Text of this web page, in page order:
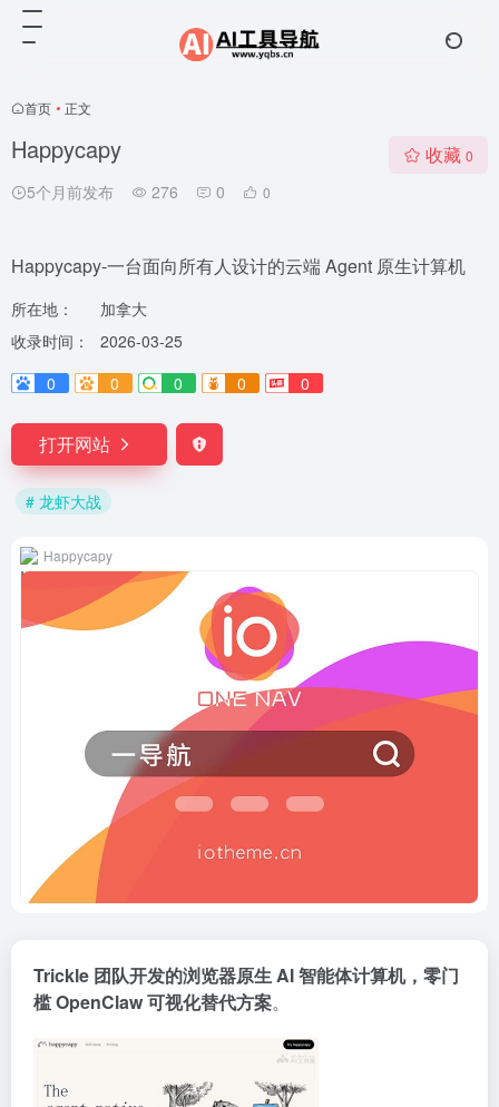
首页 • 正文
Happycapy
5个月前发布 276 0 0
收藏 0
Happycapy-一台面向所有人设计的云端 Agent 原生计算机
所在地：
加拿大
收录时间：
2026-03-25
0
0 0 0 0
打开网站
# 龙虾大战
Happycapy
Trickle 团队开发的浏览器原生 AI 智能体计算机，零门
槛 OpenClaw 可视化替代方案。